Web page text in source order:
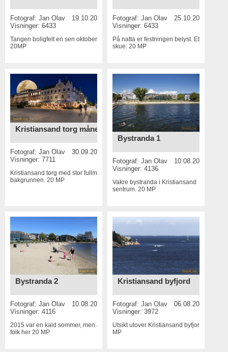
Fotograf: Jan Olav
19.10.2016
Visninger: 6433
Tangen boligfelt en sen oktoberkveld
20MP
Fotograf:Jan Olav
25.10.2015
Visninger: 6433
På natta er festningen belyst. Et flott
skue.20 MP
Kristiansand torg måne
Fotograf: Jan Olav
30.09.2015
Visninger: 7711
Kristiansand torg med stor fullmåne i
bakgrunnen. 20 MP
Bystranda 1
Fotograf:Jan Olav
10.08.2015
Visninger: 4136
Vakre bystranda i Kristiansand
sentrum.20 MP
Bystranda 2
Fotograf: Jan Olav
10.08.2015
Visninger: 4116
2015 var en kald sommer, men alltid
folk her 20 MP
Kristiansand byfjord
Fotograf:Jan Olav
06.08.2015
Visninger: 3972
Utsikt utover Kristiansand byfjord
MP